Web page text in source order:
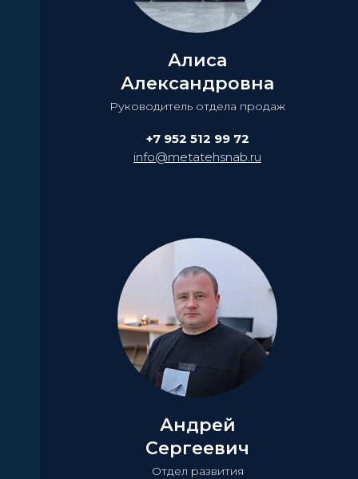
Алиса
Александровна
Руководитель отдела продаж
+7 952 512 99 72
info@metatehsnab.ru
Андрей
Сергеевич
Отдел развития